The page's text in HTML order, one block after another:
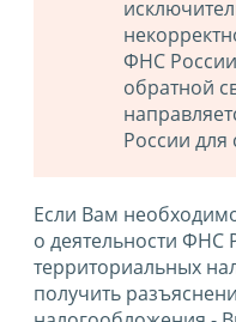
ФНС
обратной
России для
Если Вам
о деятельности ФНС
территориальных
получить